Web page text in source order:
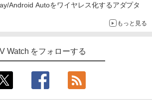
Android Autoをワイヤレス化するアダプタ
もっと見る
Watch をフォローする